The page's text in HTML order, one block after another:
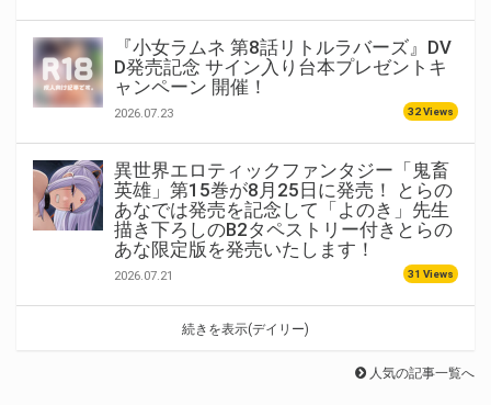
『小女ラムネ 第8話リトルラバーズ』DV
D発売記念 サイン入り台本プレゼントキ
ャンペーン 開催！
2026.07.23 32 Views
異世界エロティックファンタジー「鬼畜
英雄」第15巻が8月25日に発売！ とらの
あなでは発売を記念して「よのき」先生
描き下ろしのB2タペストリー付きとらの
あな限定版を発売いたします！
2026.07.21 31 Views
続きを表示(デイリー)
人気の記事一覧へ